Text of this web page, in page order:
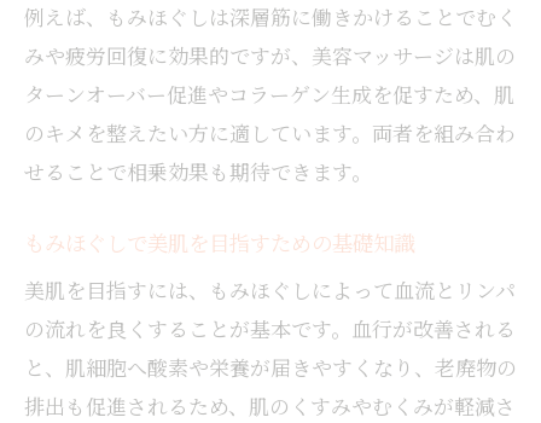
ズム
もみほぐし施術前後の印象変化を徹底検証
もみほぐしがもたらす美容の即効性を解説
もみほぐしが与えるボディラインの変化と
は
介
例えば、もみほぐしは深層筋に働きかけることでむく
みや疲労回復に効果的ですが、美容マッサージは肌の
ターンオーバー促進やコラーゲン生成を促すため、肌
のキメを整えたい方に適しています。両者を組み合わ
せることで相乗効果も期待できます。
もみほぐしで美肌を目指すための基礎知識
美肌を目指すには、もみほぐしによって血流とリンパ
の流れを良くすることが基本です。血行が改善される
と、肌細胞へ酸素や栄養が届きやすくなり、老廃物の
排出も促進されるため、肌のくすみやむくみが軽減さ